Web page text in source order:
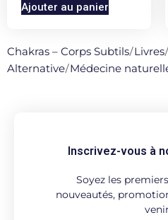
Ajouter au panier
Chakras – Corps Subtils/Livres/
Alternative/Médecine
Inscrivez-vous à
Soyez les
nouveautés,